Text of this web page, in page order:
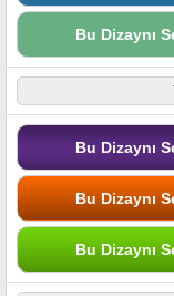
Bu Dizaynı
Bu Dizaynı
Bu Dizaynı
Bu Dizaynı